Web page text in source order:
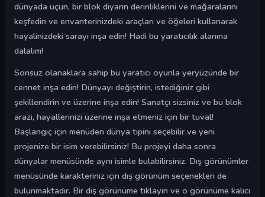
dünyada uçun, bir blok diyarın derinliklerini ve mağaralarını
keşfedin ve envanterinizdeki araçları ve öğeleri kullanarak
hayalinizdeki sarayı inşa edin! Hadi bu yaratıcılık alanına
dalalım!
Sonsuz olanaklara sahip bu yaratıcı oyunla yeryüzünde bir
cennet inşa edin! Dünyayı değiştirin, istediğiniz gibi
şekillendirin ve üzerine inşa edin! Sanatçı sizsiniz ve bu blok
arazi, hayallerinizi üzerine inşa etmeniz için bir tuval!
Başlangıç ​​için menüden dünya tipini seçebilir ve yeni
projenize bir isim verebilirsiniz! Bu projeyi daha sonra
dünyalar menüsünde aynı isimle bulabilirsiniz. Dış görünümler
menüsünde karakteriniz için dış görünüm seçenekleri de
bulunmaktadır. Bir dış görünüme tıklayın ve o görünüme kalıcı